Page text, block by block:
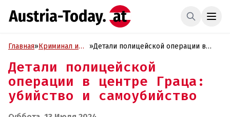
Главная»Криминал и
»Детали полицейской операции в
самоубийство
Детали полицейской
операции в центре Граца:
убийство и самоубийство